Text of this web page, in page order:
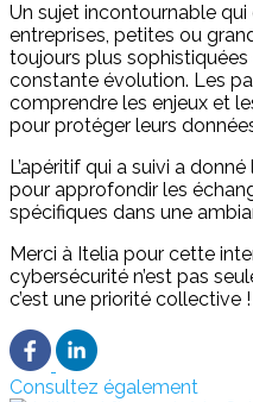
Un sujet incontournable
entreprises, petites ou
toujours plus
constante évolution. Les
comprendre les enjeux et
pour protéger leurs
L’apéritif qui a suivi a
pour approfondir les
spécifiques dans une
Merci à Itelia pour cette
cybersécurité n’est pas
c’est une priorité collective !
Consultez également